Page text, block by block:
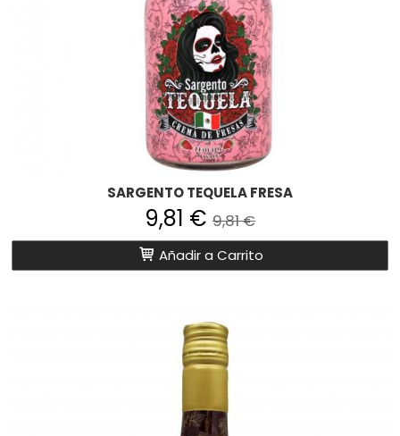
SARGENTO TEQUELA FRESA
9,81 € 9,81 €
Añadir a Carrito